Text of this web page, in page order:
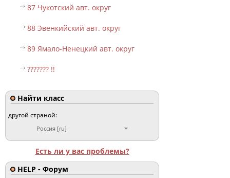
87 Чукотский авт. округ
88 Эвенкийский авт. округ
89 Ямало-Ненецкий авт. округ
??????? !!
Найти класс
другой страной:
Россия [ru]
Есть ли у вас проблемы?
HELP - Форум